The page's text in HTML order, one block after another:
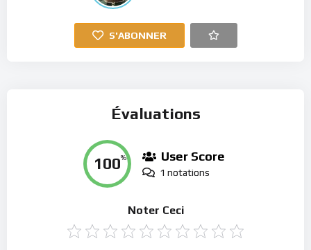
S'ABONNER
Évaluations
100% User Score
1 notations
Noter Ceci